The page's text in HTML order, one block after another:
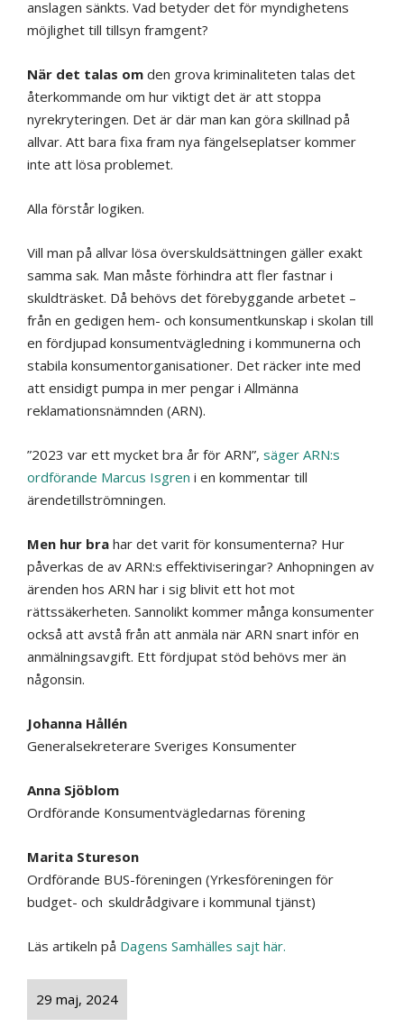
anslagen sänkts. Vad betyder det för myndighetens
möjlighet till tillsyn framgent?
När det talas om den grova kriminaliteten talas det
återkommande om hur viktigt det är att stoppa
nyrekryteringen. Det är där man kan göra skillnad på
allvar. Att bara fixa fram nya fängelseplatser kommer
inte att lösa problemet.
Alla förstår logiken.
Vill man på allvar lösa överskuldsättningen gäller exakt
samma sak. Man måste förhindra att fler fastnar i
skuldträsket. Då behövs det förebyggande arbetet –
från en gedigen hem- och konsumentkunskap i skolan till
en fördjupad konsumentvägledning i kommunerna och
stabila konsumentorganisationer. Det räcker inte med
att ensidigt pumpa in mer pengar i Allmänna
reklamationsnämnden (ARN).
”2023 var ett mycket bra år för ARN”, säger ARN:s
ordförande Marcus Isgren i en kommentar till
ärendetillströmningen.
Men hur bra har det varit för konsumenterna? Hur
påverkas de av ARN:s effektiviseringar? Anhopningen av
ärenden hos ARN har i sig blivit ett hot mot
rättssäkerheten. Sannolikt kommer många konsumenter
också att avstå från att anmäla när ARN snart inför en
anmälningsavgift. Ett fördjupat stöd behövs mer än
någonsin.
Johanna Hållén
Generalsekreterare Sveriges Konsumenter
Anna Sjöblom
Ordförande Konsumentvägledarnas förening
Marita Stureson
Ordförande BUS-föreningen (Yrkesföreningen för
budget- och skuldrådgivare i kommunal tjänst)
Läs artikeln på Dagens Samhälles sajt här.
29 maj, 2024